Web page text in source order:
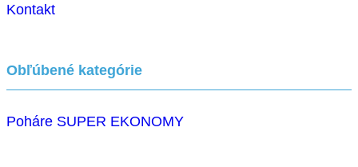
Kontakt
Obľúbené kategórie
Poháre SUPER EKONOMY